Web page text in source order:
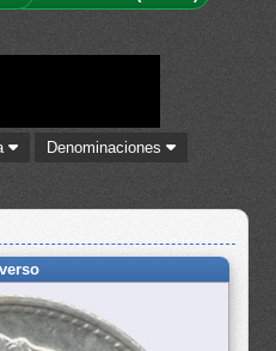
Denominaciones